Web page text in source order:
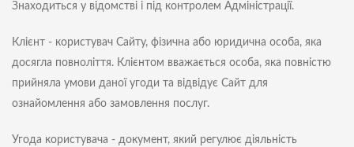
Знаходиться у відомстві і під контролем Адміністрації.
Клієнт - користувач Сайту, фізична або юридична особа, яка
досягла повноліття. Клієнтом вважається особа, яка повністю
прийняла умови даної угоди та відвідує Сайт для
ознайомлення або замовлення послуг.
Угода користувача - документ, який регулює діяльність